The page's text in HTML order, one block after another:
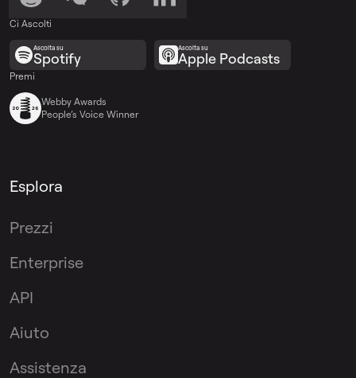
Ci Ascolti
Ascolta su
Spotify
Ascolta su
Apple Podcasts
Premi
Webby Awards
People’s Voice Winner
Esplora
Prezzi
Enterprise
API
Aiuto
Assistenza